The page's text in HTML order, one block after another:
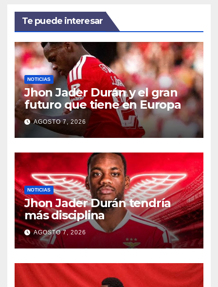
Te puede interesar
NOTICIAS
Jhon Jader Durán y el gran
futuro que tiene en Europa
AGOSTO 7, 2026
NOTICIAS
Jhon Jader Durán tendría
más disciplina
AGOSTO 7, 2026